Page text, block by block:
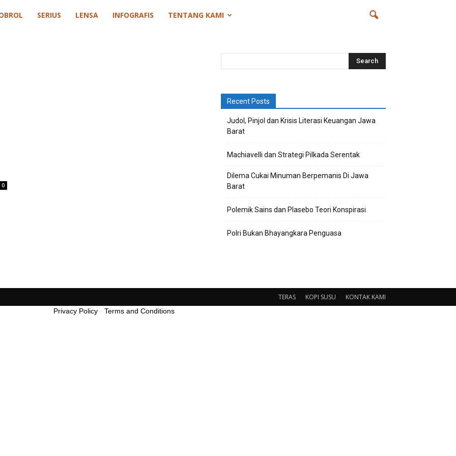
SERIUS LENSA INFOGRAFIS TENTANG KAMI
0
Recent Posts
Judol, Pinjol dan Krisis Literasi Keuangan Jawa
Barat
Machiavelli dan Strategi Pilkada Serentak
Dilema Cukai Minuman Berpemanis Di Jawa
Barat
Polemik Sains dan Plasebo Teori Konspirasi
Polri Bukan Bhayangkara Penguasa
TERAS KOPI SUSU KONTAK KAMI
Privacy Policy - Terms and Conditions